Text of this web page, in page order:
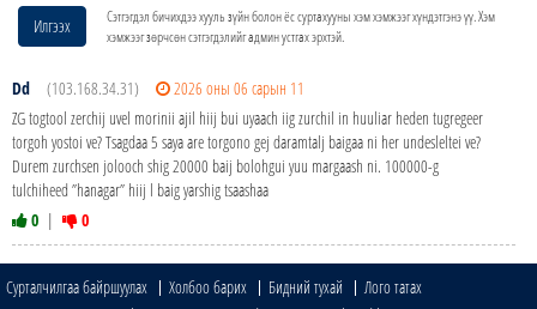
Илгээх
Сэтгэгдэл бичихдээ хууль зүйн болон ёс суртахууны хэм хэмжээг хүндэтгэнэ үү. Хэм
хэмжээг зөрчсөн сэтгэгдэлийг админ устгах эрхтэй.
Dd (103.168.34.31)
2026 оны 06 сарын 11
ZG togtool zerchij uvel morinii ajil hiij bui uyaach iig zurchil in huuliar heden tugregeer
torgoh yostoi ve? Tsagdaa 5 saya are torgono gej daramtalj baigaa ni her undesleltei ve?
Durem zurchsen jolooch shig 20000 baij bolohgui yuu margaash ni. 100000-g
tulchiheed ”hanagar” hiij l baig yarshig tsaashaa
0 | 0
Сурталчилгаа байршуулах Холбоо барих Бидний тухай
Лого татах